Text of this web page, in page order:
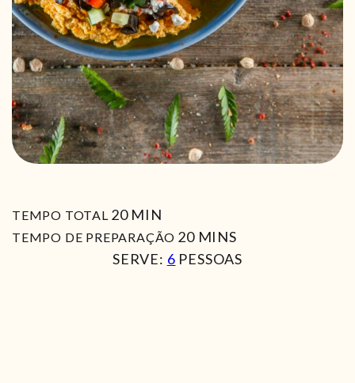
TEMPO TOTAL 20MIN
MIN
TEMPO DE PREPARAÇÃO 20MIN
MINS
SERVE: 6 PESSOAS